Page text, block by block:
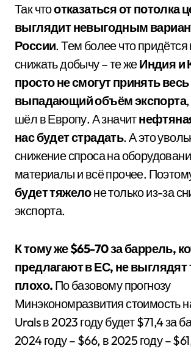
Так чтоотказаться от потолка
выглядит невыгодным
России. Тем более что
снижать добычу – те жеИндия и
просто не смогут принять весь
выпадающий объём экспорта
шёл в Европу. А значит
нас будет страдать. А это
снижение спроса на
материалы и всё прочее.
будет тяжелоне только из-за
экспорта.
К тому же $65-70 за баррель,
предлагают в ЕС, не выглядят
плохо. По базовому прогнозу
Минэкономразвития стоимость
Urals в 2023 году будет $71,4 за
2024 году – $66, в 2025 году –